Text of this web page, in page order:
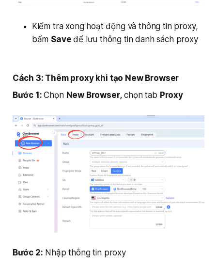
Kiểm tra xong hoạt động và thông tin proxy,
bấm Saveđể lưu thông tin danh sách proxy
Cách 3: Thêm proxy khi tạo New Browser
Bước 1:Chọn New Browser,chọn tab Proxy
Bước 2: Nhập thông tin proxy